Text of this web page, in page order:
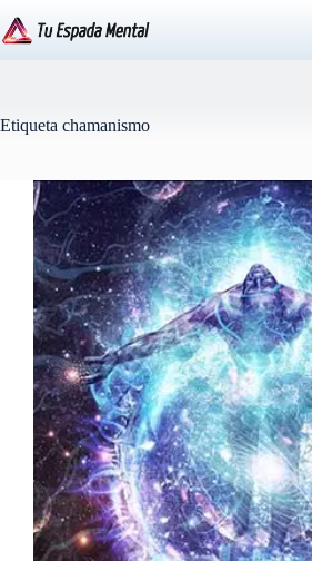
al
contenido
Etiqueta chamanismo